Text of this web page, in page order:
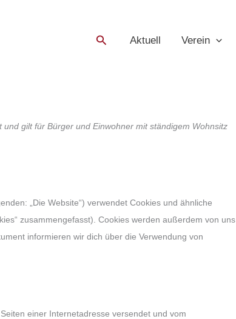
SuchenAktuell Verein
gilt für Bürger und Einwohner mit ständigem Wohnsitz
„Die Website“) verwendet Cookies und ähnliche
zusammengefasst). Cookies werden außerdem von uns
informieren wir dich über die Verwendung von
einer Internetadresse versendet und vom